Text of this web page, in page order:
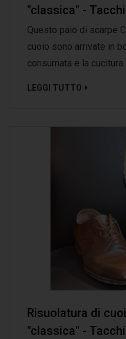
"classica" -
Questo paio di scarpe
cuoio sono arrivate in
consumata e la cucitura
LEGGI TUTTO
Risuolatura di
"classica" -